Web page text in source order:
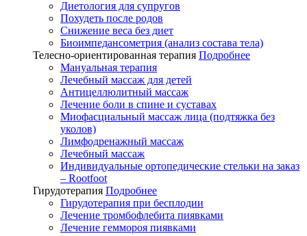
Диетология для супругов
Похудеть после родов
Снижение веса без диет
Биоимпедансометрия (анализ состава тела)
Телесно-ориентированная терапия Подробнее
Мануальная терапия
Лечебный массаж для детей
Антицеллюлитный массаж
Лечение боли в спине и суставах
Миофасциальный массаж лица (подтяжка без
уколов)
Лимфодренажный массаж
Лечебный массаж
Индивидуальные ортопедические стельки на заказ
– Rootfoot
Гирудотерапия Подробнее
Гирудотерапия при бесплодии
Лечение тромбофлебита пиявками
Лечение геммороя пиявками